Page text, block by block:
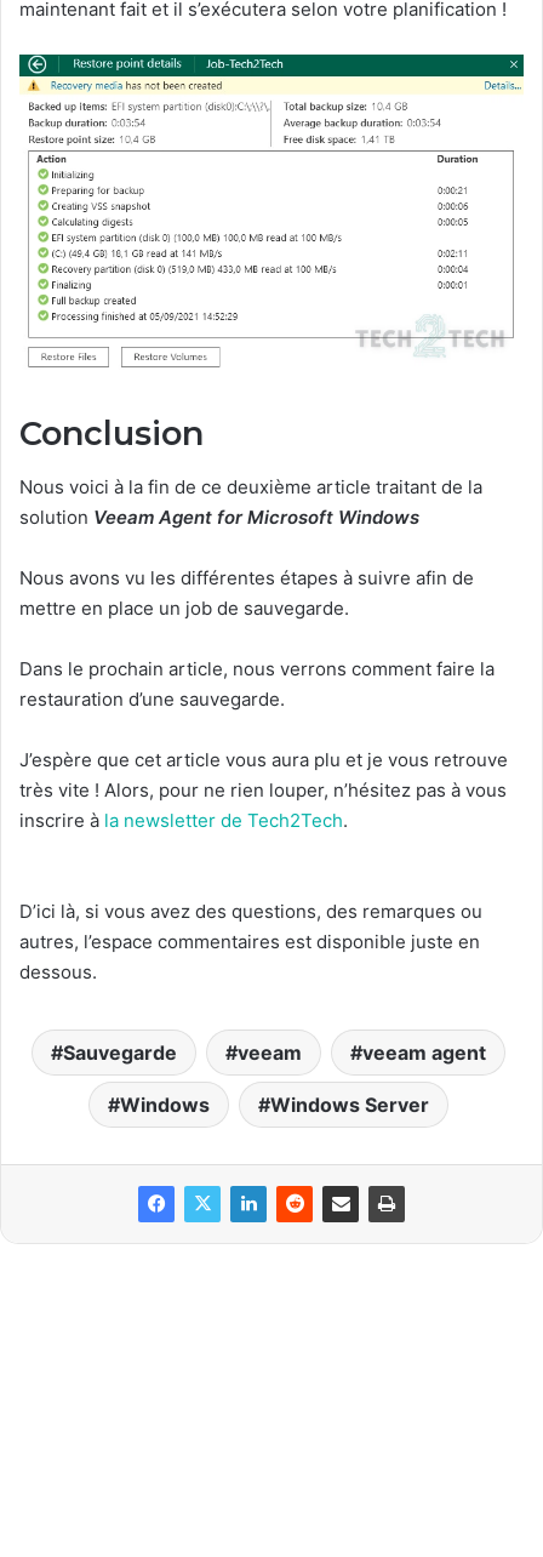
maintenant fait et il s’exécutera selon votre planification !
Conclusion
Nous voici à la fin de ce deuxième article traitant de la
solution Veeam Agent for Microsoft Windows
Nous avons vu les différentes étapes à suivre afin de
mettre en place un job de sauvegarde.
Dans le prochain article, nous verrons comment faire la
restauration d’une sauvegarde.
J’espère que cet article vous aura plu et je vous retrouve
très vite ! Alors, pour ne rien louper, n’hésitez pas à vous
inscrire à la newsletter de Tech2Tech.
D’ici là, si vous avez des questions, des remarques ou
autres, l’espace commentaires est disponible juste en
dessous.
Sauvegarde veeam veeam agent
Windows Windows Server